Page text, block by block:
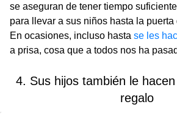
se aseguran de tener tiempo
para llevar a sus niños hasta la
En ocasiones, incluso hasta se les
a prisa, cosa que a todos nos ha
4. Sus hijos también le
regalo